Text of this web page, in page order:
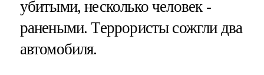
убитыми, несколько человек -
ранеными. Террористы сожгли два
автомобиля.